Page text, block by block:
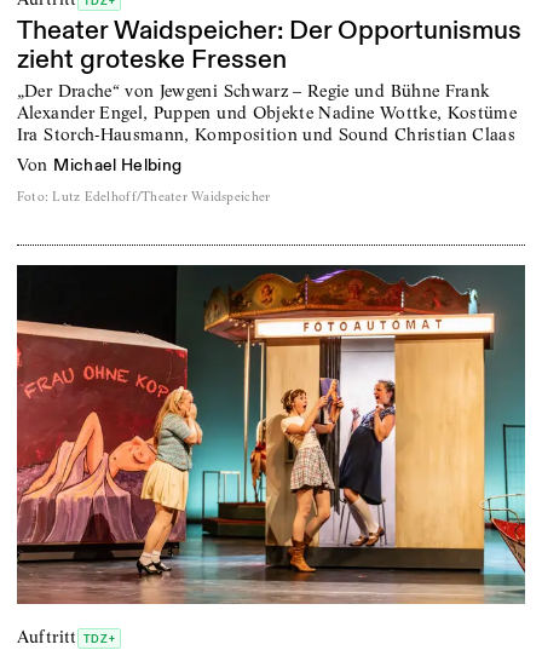
Theater Waidspeicher: Der Opportunismus
zieht groteske Fressen
„Der Drache“ von Jewgeni Schwarz – Regie und Bühne Frank
Alexander Engel, Puppen und Objekte Nadine Wottke, Kostüme
Ira Storch-Hausmann, Komposition und Sound Christian Claas
von Michael Helbing
Foto: Lutz Edelhoff/Theater Waidspeicher
Auftritt TDZ+